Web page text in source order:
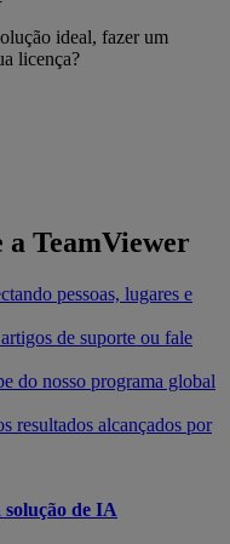
ideal, fazer um
licença?
a TeamViewer
pessoas, lugares e
de suporte ou fale
do nosso programa global
resultados alcançados por
de IA